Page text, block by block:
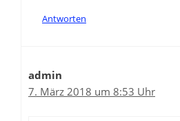
Antworten
admin
7. März 2018 um 8:53 Uhr